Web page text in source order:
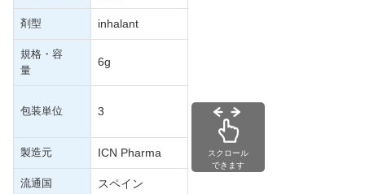
剤型 inhalant
規格・容
量
6g
包装単位 3
製造元 ICN Pharma
流通国 スペイン
スクロール
できます